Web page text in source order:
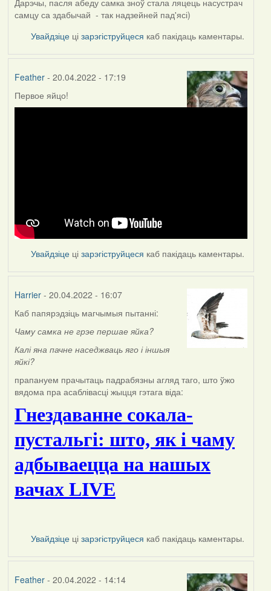
самцу са здабычай - так надзейней пад'ясі)
Увайдзіце цізарэгіструйцеся каб пакідаць каментары.
Feather- 20.04.2022 - 17:19
Первое яйцо!
Увайдзіце цізарэгіструйцеся каб пакідаць каментары.
Harrier- 20.04.2022 - 16:07
Каб папярэдзіць магчымыя пытанні:
Чаму самка не грэе першае яйка?
Калі яна пачне наседжваць яго і іншыя
яйкі?
прапануем прачытаць падрабязны агляд таго, што ўжо
вядома пра асаблівасці жыцця гэтага віда:
Гнездаванне сокала-
пустальгі: што, як і чаму
адбываецца на нашых
вачах LIVE
Увайдзіце цізарэгіструйцеся каб пакідаць каментары.
Feather- 20.04.2022 - 14:14